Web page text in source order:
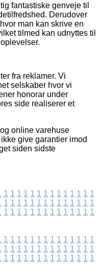
fantastiske genveje til
Derudover
man kan skrive en
tilmed kan udnyttes til
fra reklamer. Vi
selskaber hvor vi
honorar under
side realiserer et
online varehuse
give garantier imod
siden sidste
1 1 1 1 1 1 1 1 1 1 1 1 1 1
1 1 1 1 1 1 1 1 1 1 1 1 1 1
1 1 1 1 1 1 1 1 1 1 1 1 1 1
1 1 1 1 1 1 1 1 1 1 1 1 1 1
1 1 1 1 1 1 1 1 1 1 1 1 1 1
1 1 1 1 1 1 1 1 1 1 1 1 1 1